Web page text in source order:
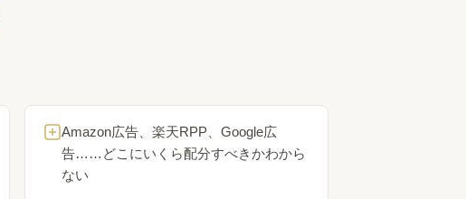
Amazon広告、楽天RPP、Google広
告……どこにいくら配分すべきかわから
ない